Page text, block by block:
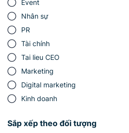
Event
Nhân sự
PR
Tài chính
Tai lieu CEO
Marketing
Digital marketing
Kinh doanh
Sắp xếp theo đối tượng